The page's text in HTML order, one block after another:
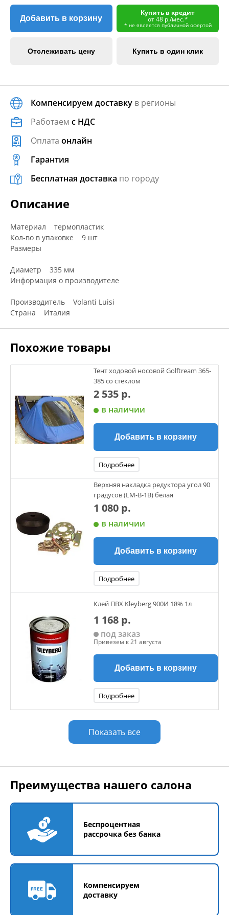
Добавить в корзину
Купить в кредит
от 48 р./мес.*
* не является публичной офертой
Отслеживать цену Купить в один клик
Компенсируем доставку в регионы
Работаем с НДС
Оплата онлайн
Гарантия
Бесплатная доставка по городу
Описание
Материал термопластик
Кол-во в упаковке 9 шт
Размеры
Диаметр 335 мм
Информация о производителе
Производитель Volanti Luisi
Страна Италия
Похожие товары
Тент ходовой носовой Golftream 365-
385 со стеклом
2 535 р.
в наличии
Добавить в корзину
Подробнее
Верхняя накладка редуктора угол 90
градусов (LM-B-1B) белая
1 080 р.
в наличии
Добавить в корзину
Подробнее
Клей ПВХ Kleyberg 900И 18% 1л
1 168 р.
под заказ
Привезем к 21 августа
Добавить в корзину
Подробнее
Показать все
Преимущества нашего салона
Беспроцентная
рассрочка без банка
Компенсируем
доставку